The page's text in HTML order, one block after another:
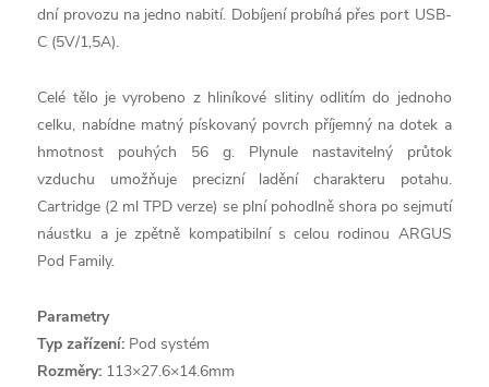
dní provozu na jedno nabití. Dobíjení probíhá přes port USB-
C (5V/1,5A).
Celé tělo je vyrobeno z hliníkové slitiny odlitím do jednoho
celku, nabídne matný pískovaný povrch příjemný na dotek a
hmotnost pouhých 56 g. Plynule nastavitelný průtok
vzduchu umožňuje precizní ladění charakteru potahu.
Cartridge (2 ml TPD verze) se plní pohodlně shora po sejmutí
náustku a je zpětně kompatibilní s celou rodinou ARGUS
Pod Family.
Parametry
Typ zařízení: Pod systém
Rozměry: 113×27.6×14.6mm